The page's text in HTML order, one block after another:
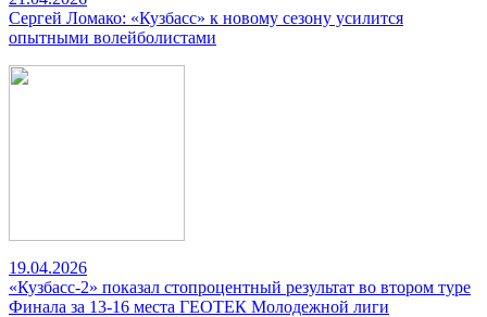
Сергей Ломако: «Кузбасс» к новому сезону усилится
опытными волейболистами
19.04.2026
«Кузбасс-2» показал стопроцентный результат во втором туре
Финала за 13-16 места ГЕОТЕК Молодежной лиги